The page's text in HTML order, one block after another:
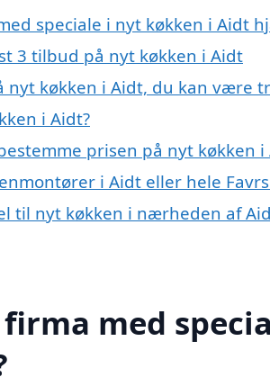
speciale i nyt køkken i Aidt
3 tilbud på nyt køkken i Aidt
nyt køkken i Aidt, du kan være
i Aidt?
prisen på nyt køkken i
i Aidt eller hele
til nyt køkken i nærheden af
med